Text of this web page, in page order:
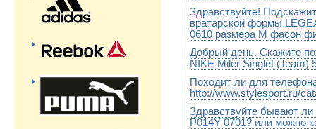
Полнота будет стандартная
Здравствуйте!
вратарской формы
0610 размера М фасон
Добрый день! К сожалению
Добрый день. Скажите
NIKE Miler Singlet (Team)
примерно 97-100
Походит ли для
http://www.stylesport.ru/
Подходит для Iphone 6 или
Здравствуйте бывают
P014Y 0701? или можно